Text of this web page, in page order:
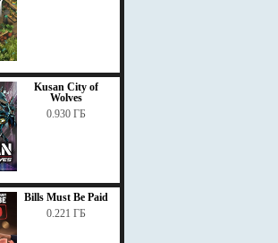
Kusan City of
Wolves
0.930 ГБ
Bills Must Be Paid
0.221 ГБ